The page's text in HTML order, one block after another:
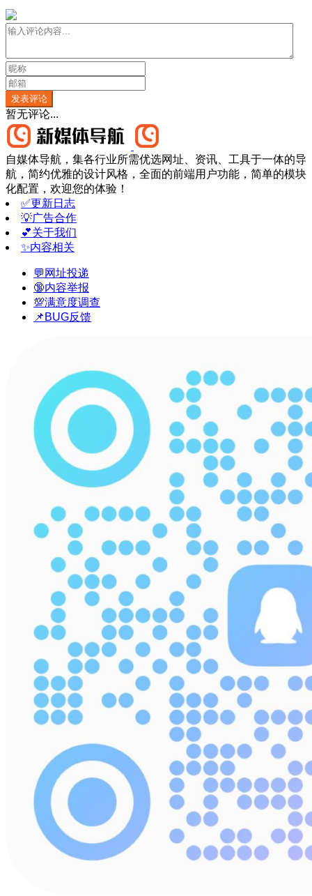
发表评论
暂无评论...
自媒体导航，集各行业所需优选网址、资讯、工具于一体的导
航，简约优雅的设计风格，全面的前端用户功能，简单的模块
化配置，欢迎您的体验！
✅更新日志
💡广告合作
💕关于我们
✨内容相关
💬网址投递
🔞内容举报
💯满意度调查
📌BUG反馈